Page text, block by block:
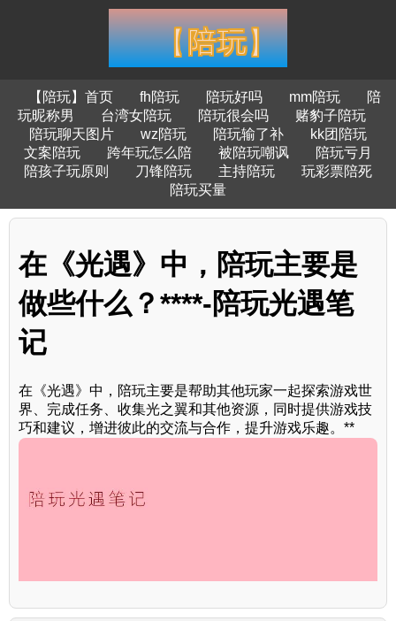
【陪玩】首页 fh陪玩 陪玩好吗 mm陪玩
陪
玩昵称男
台湾女陪玩 陪玩很会吗
赌豹子陪玩
陪玩聊天图片
wz陪玩 陪玩输了补
kk团陪玩
文案陪玩
跨年玩怎么陪 被陪玩嘲讽
陪玩亏月
陪孩子玩原则
刀锋陪玩 主持陪玩
玩彩票陪死
陪玩买量
在《光遇》中，陪玩主要是
做些什么？****-陪玩光遇笔
记
在《光遇》中，陪玩主要是帮助其他玩家一起探索游戏世
界、完成任务、收集光之翼和其他资源，同时提供游戏技
巧和建议，增进彼此的交流与合作，提升游戏乐趣。**